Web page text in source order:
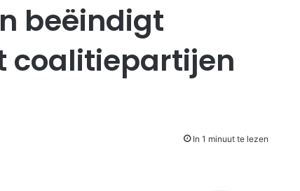
beëindigt
coalitiepartijen
In 1 minuut te lezen